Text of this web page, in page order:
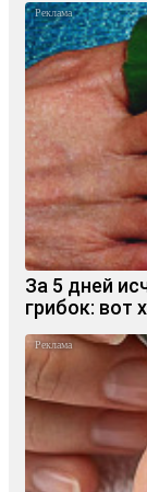
За 5 дней
грибок: вот